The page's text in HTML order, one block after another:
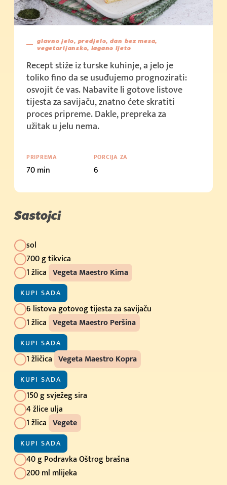
glavno jelo, predjelo, dan bez mesa,
vegetarijansko, lagano ljeto
Recept stiže iz turske kuhinje, a jelo je
toliko fino da se usuđujemo prognozirati:
osvojit će vas. Nabavite li gotove listove
tijesta za savijaču, znatno ćete skratiti
proces pripreme. Dakle, prepreka za
užitak u jelu nema.
PRIPREMA
70 min
PORCIJA ZA
6
Sastojci
sol
700 g tikvica
1 žlica Vegeta Maestro Kima
KUPI SADA
6 listova gotovog tijesta za savijaču
1 žlica Vegeta Maestro Peršina
KUPI SADA
1 žličica Vegeta Maestro Kopra
KUPI SADA
150 g svježeg sira
4 žlice ulja
1 žlica Vegete
KUPI SADA
(500g)
Kupi sada
(2kg)
Kupi sada
(10kg)
Kupi sada
Cijena u trgovini: 2.19 € (250g + 50g)
40 g Podravka Oštrog brašna
200 ml mlijeka